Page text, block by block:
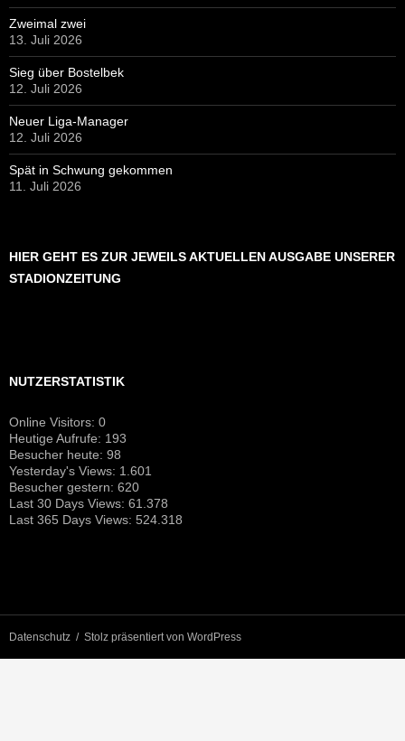
Zweimal zwei
13. Juli 2026
Sieg über Bostelbek
12. Juli 2026
Neuer Liga-Manager
12. Juli 2026
Spät in Schwung gekommen
11. Juli 2026
HIER GEHT ES ZUR JEWEILS AKTUELLEN AUSGABE UNSERER
STADIONZEITUNG
NUTZERSTATISTIK
Online Visitors: 0
Heutige Aufrufe: 193
Besucher heute: 98
Yesterday's Views: 1.601
Besucher gestern: 620
Last 30 Days Views: 61.378
Last 365 Days Views: 524.318
Datenschutz Stolz präsentiert von WordPress